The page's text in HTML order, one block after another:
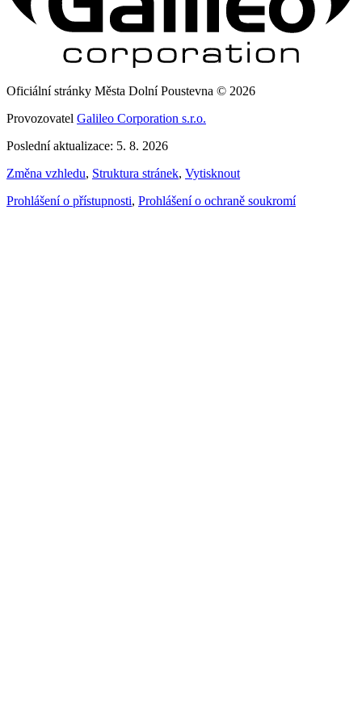
Oficiální stránky Města Dolní Poustevna © 2026
Provozovatel Galileo Corporation s.r.o.
Poslední aktualizace: 5. 8. 2026
Změna vzhledu, Struktura stránek, Vytisknout
Prohlášení o přístupnosti, Prohlášení o ochraně soukromí